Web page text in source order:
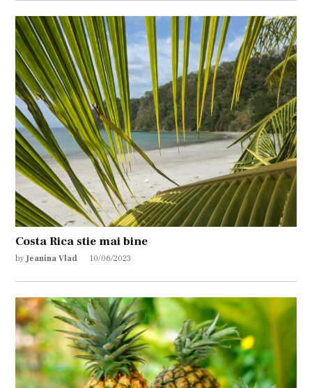
Costa Rica stie mai bine
by Jeanina Vlad 10/06/2023